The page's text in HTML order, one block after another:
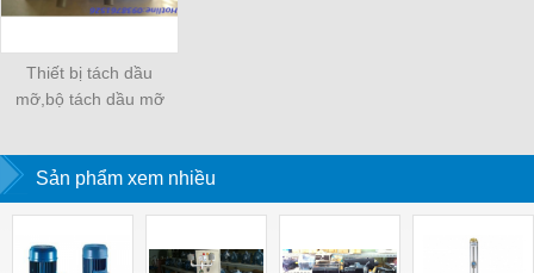
Thiết bị tách dầu
mỡ,bộ tách dầu mỡ
Sản phẩm xem nhiều